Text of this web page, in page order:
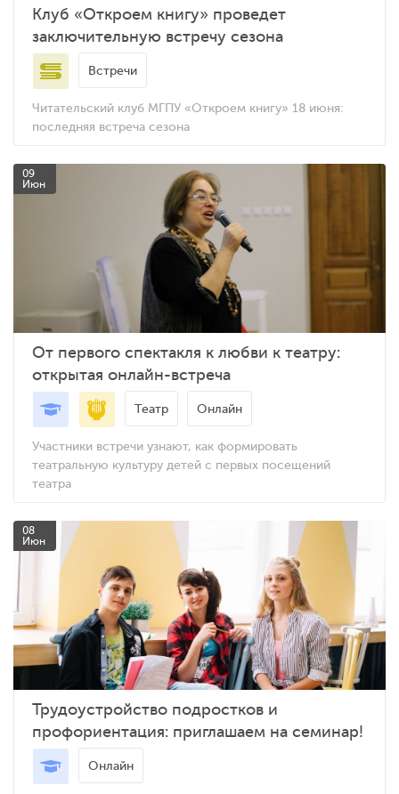
Клуб «Откроем книгу» проведет
заключительную встречу сезона
Встречи
Читательский клуб МГПУ «Откроем книгу» 18 июня:
последняя встреча сезона
09
Июн
От первого спектакля к любви к театру:
открытая онлайн-встреча
Театр Онлайн
Участники встречи узнают, как формировать
театральную культуру детей с первых посещений
театра
08
Июн
Трудоустройство подростков и
профориентация: приглашаем на семинар!
Онлайн